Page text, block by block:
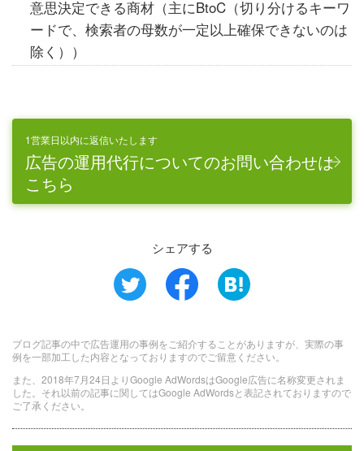
意思決定できる商材（主にBtoC（切り分けるキーワ
ードで、検索者の母数が一定以上確保できないのは
除く））
1営業日以内に返信いたします
広告の運用代行についてのお問い合わせは
こちら
シェアする
ブログ記事の中で広告運用の事例をご紹介することがありますが、実際の事
例を一部加工した内容となっておりますのでご留意ください。
また、2018年7月24日よりGoogle AdWordsはGoogle広告に名称変更されま
した。それ以前の記事に関してはGoogle AdWordsと表記されておりますので
ご了承ください。